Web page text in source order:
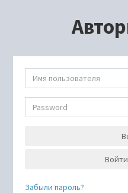
Забыли пароль?